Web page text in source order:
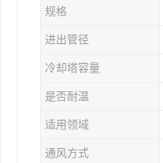
规格
进出管径
冷却塔容量
是否耐温
适用领域
通风方式